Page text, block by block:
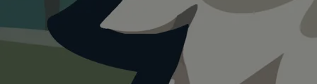
Heute ist eher nicht ideal
für
Erlebnispark Tripsdrill mit Hund.
32°C und kein Schatten vor Ort. Für Hunde zu
anstrengend. Wasser ist vor Ort vorhanden. Lieber früh